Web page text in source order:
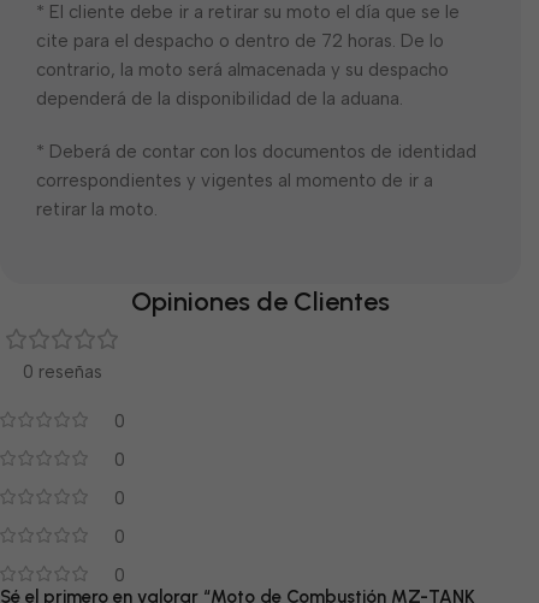
* El cliente debe ir a retirar su moto el día que se le
cite para el despacho o dentro de 72 horas. De lo
contrario, la moto será almacenada y su despacho
dependerá de la disponibilidad de la aduana.
* Deberá de contar con los documentos de identidad
correspondientes y vigentes al momento de ir a
retirar la moto.
Opiniones de Clientes
0 reseñas
0
0
0
0
0
Sé el primero en valorar “Moto de Combustión MZ-TANK